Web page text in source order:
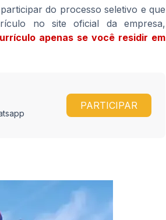
do processo seletivo e que
no site oficial da empresa,
apenas se você residir em
PARTICIPAR